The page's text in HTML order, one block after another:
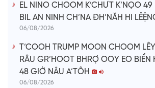
o
EL NINO CHOOM K’CHƯT K’NỌO
BIL AN NINH CH’NA ĐH’NĂH HI
06/08/2026
T’COOH TRUMP MOON CHOOM
RÂU GR’HOOT BHRỢ OOY EO BIỂN
48 GIỜ NÂU A’TÔH
06/08/2026